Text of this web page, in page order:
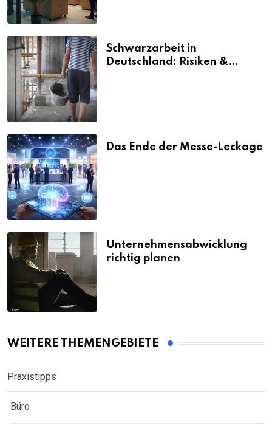
Schwarzarbeit in
Deutschland: Risiken &
Das Ende der Messe-Leckage
Unternehmensabwicklung
richtig planen
WEITERE THEMENGEBIETE
Praxistipps
Büro